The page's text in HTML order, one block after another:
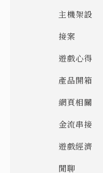
主機架設
接案
遊戲心得
產品開箱
網頁相關
金流串接
遊戲經濟
閒聊